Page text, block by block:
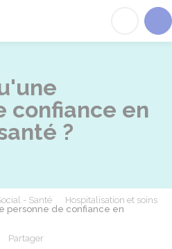
confiance en
?
- Santé
Hospitalisation et soins
personne de confiance en
Partager